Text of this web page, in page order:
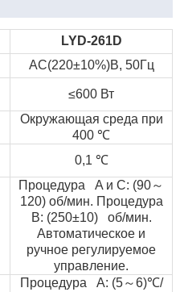
LYD-261D
AC(220±10%)В, 50Гц
≤600 Вт
Окружающая среда при
400 ℃
0,1 ℃
Процедура A и C: (90～
120) об/мин. Процедура
B: (250±10) об/мин.
Автоматическое и
ручное регулируемое
управление.
Процедура A: (5～6)℃/